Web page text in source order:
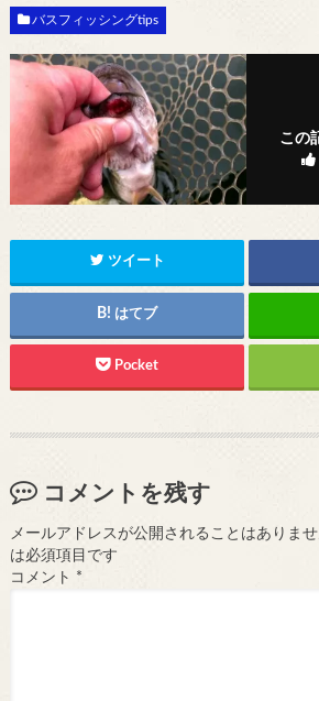
バスフィッシングtips
この
ツイート
はてブ
Pocket
コメントを残す
メールアドレスが公開されることはありませ
は必須項目です
コメント *